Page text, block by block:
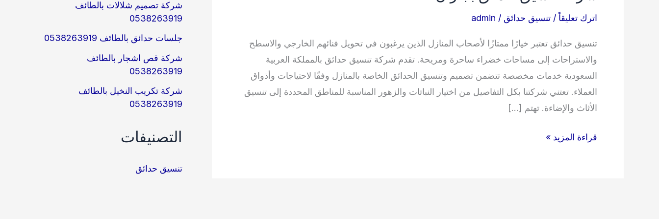
اترك تعليقاً / تنسيق حدائق /
admin
تنسيق حدائق تعتبر خيارًا ممتازًا لأصحاب المنازل الذين يرغبون في تحويل فنائهم الخارجي والاسطح
والاستراحات إلى مساحات خضراء ساحرة ومريحة. تقدم شركة تنسيق حدائق بالمملكة العربية
السعودية خدمات مخصصة تتضمن تصميم وتنسيق الحدائق الخاصة بالمنازل وفقًا لاحتياجات وأذواق
العملاء. تعتني شركتنا بكل التفاصيل من اختيار النباتات والزهور المناسبة للمناطق المحددة إلى تنسيق
الأثاث والإضاءة. تهتم […]
شركة
قراءة المزيد »
شركة تصميم شلالات بالطائف
0538263919
جلسات حدائق بالطائف 0538263919
شركة قص اشجار بالطائف
0538263919
شركة تكريب النخيل بالطائف
0538263919
التصنيفات
تنسيق حدائق